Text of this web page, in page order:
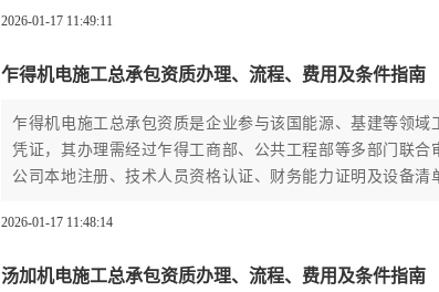
目规模和代理机构服务内容浮动。
2026-01-17 11:49:11
乍得机电施工总承包资质办理、流程、费用及条件指南
乍得机电施工总承包资质是企业参与该国能源、基建等领域
凭证，其办理需经过乍得工商部、公共工程部等多部门联合
公司本地注册、技术人员资格认证、财务能力证明及设备清
2026-01-17 11:48:14
汤加机电施工总承包资质办理、流程、费用及条件指南